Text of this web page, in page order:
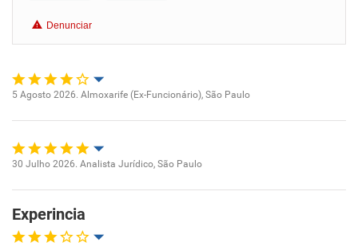
Recomenda a diretoria
Denunciar
Ambiente de trabalho
Conciliação com a vida familiar
Benefícios
5 Agosto 2026. Almoxarife (Ex-Funcionário), São Paulo
Ambiente de trabalho
30 Julho 2026. Analista Jurídico, São Paulo
Experincia